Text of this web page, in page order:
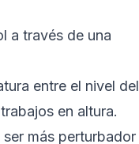
a través de una
entre el nivel del
en altura.
más perturbador